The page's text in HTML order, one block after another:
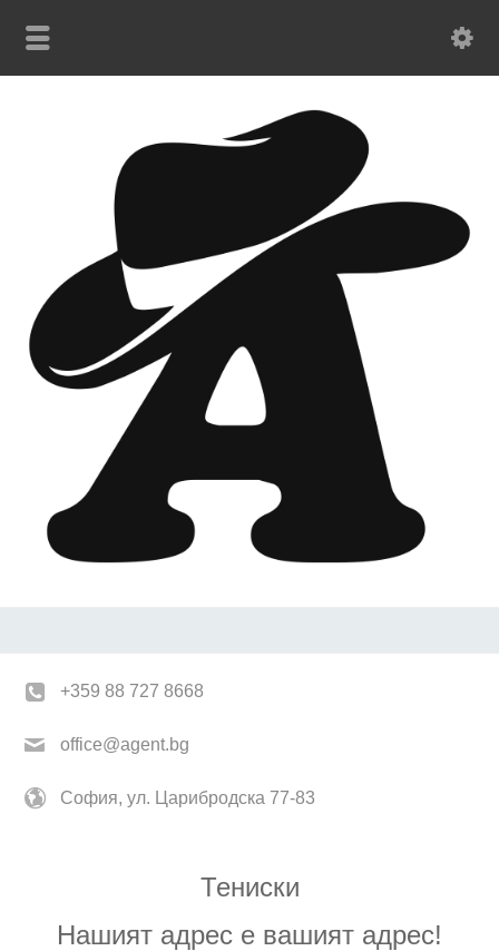
+359 88 727 8668
office@agent.bg
София, ул. Царибродска 77-83
Тениски
Нашият адрес е вашият адрес!